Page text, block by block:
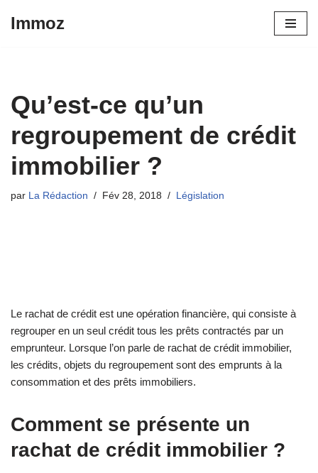
Immoz
Qu’est-ce qu’un
regroupement de crédit
immobilier ?
par La Rédaction Fév 28, 2018 Législation
Le rachat de crédit est une opération financière, qui consiste à
regrouper en un seul crédit tous les prêts contractés par un
emprunteur. Lorsque l’on parle de rachat de crédit immobilier,
les crédits, objets du regroupement sont des emprunts à la
consommation et des prêts immobiliers.
Comment se présente un
rachat de crédit immobilier ?